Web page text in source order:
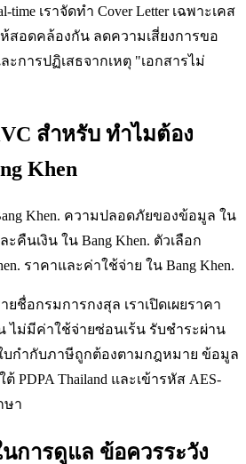
เราจัดทำ Cover Letter เฉพาะเคส
ห้สอดคล้องกัน ลดความเสี่ยงการขอ
ะการปฏิเสธจากเหตุ "เอกสารไม่
สำหรับ ทำไมต้อง
Khen
Khen. ความปลอดภัยของข้อมูล ใน
ะคืนเงิน ใน Bang Khen. ตัวเลือก
ราคาและค่าใช้จ่าย ใน Bang Khen.
ชื่อกรมการกงสุล เราเปิดเผยราคา
ไม่มีค่าใช้จ่ายซ่อนเร้น รับชำระผ่าน
บกำกับภาษีถูกต้องตามกฎหมาย ข้อมูล
PDPA Thailand และเข้ารหัส AES-
ษา
การดูแล ข้อควรระวัง